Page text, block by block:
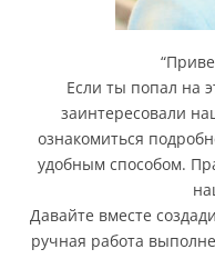
Если ты попал на
заинтересовали
ознакомиться
удобным способом.
Давайте вместе
ручная работа